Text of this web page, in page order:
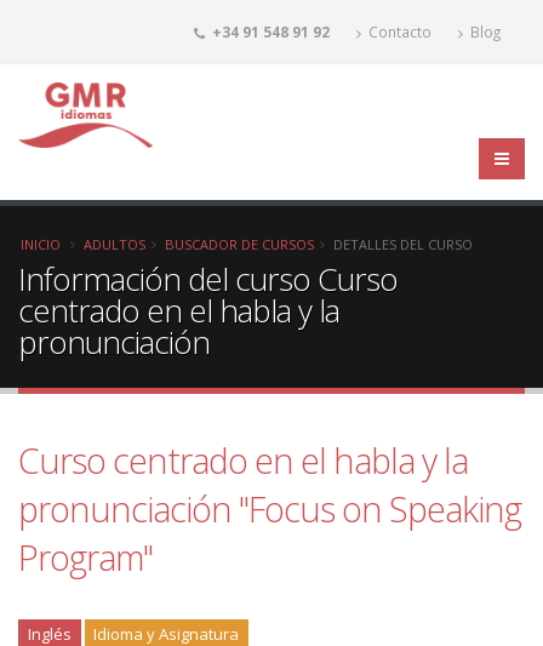
+34 91 548 91 92 Contacto Blog
INICIO ADULTOS BUSCADOR DE CURSOS DETALLES DEL CURSO
Información del curso Curso
centrado en el habla y la
pronunciación
Curso centrado en el habla y la
pronunciación "Focus on Speaking
Program"
Inglés Idioma y Asignatura